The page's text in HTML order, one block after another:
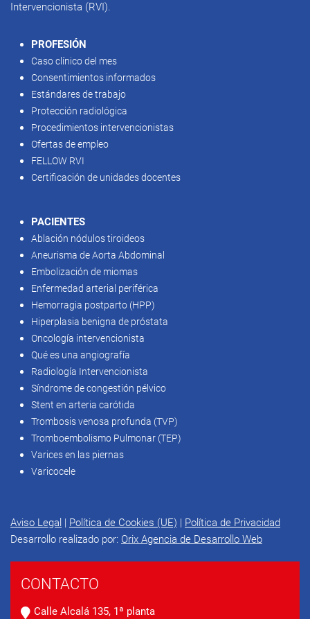
Intervencionista (RVI).
PROFESIÓN
Caso clínico del mes
Consentimientos informados
Estándares de trabajo
Protección radiológica
Procedimientos intervencionistas
Ofertas de empleo
FELLOW RVI
Certificación de unidades docentes
PACIENTES
Ablación nódulos tiroideos
Aneurisma de Aorta Abdominal
Embolización de miomas
Enfermedad arterial periférica
Hemorragia postparto (HPP)
Hiperplasia benigna de próstata
Oncología intervencionista
Qué es una angiografía
Radiología Intervencionista
Síndrome de congestión pélvico
Stent en arteria carótida
Trombosis venosa profunda (TVP)
Tromboembolismo Pulmonar (TEP)
Varices en las piernas
Varicocele
Aviso Legal | Política de Cookies (UE) | Política de Privacidad
Desarrollo realizado por: Orix Agencia de Desarrollo Web
CONTACTO
Calle Alcalá 135, 1ª planta